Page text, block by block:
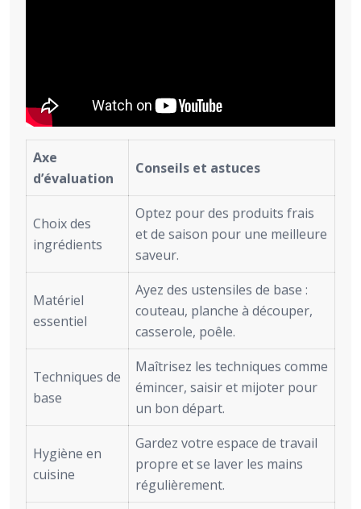
Axe
d’évaluation
Conseils et astuces
Choix des
ingrédients
Optez pour des produits frais
et de saison pour une meilleure
saveur.
Matériel
essentiel
Ayez des ustensiles de base :
couteau, planche à découper,
casserole, poêle.
Techniques de
base
Maîtrisez les techniques comme
émincer, saisir et mijoter pour
un bon départ.
Hygiène en
cuisine
Gardez votre espace de travail
propre et se laver les mains
régulièrement.